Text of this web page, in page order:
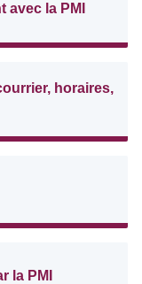
la PMI
horaires,
la PMI